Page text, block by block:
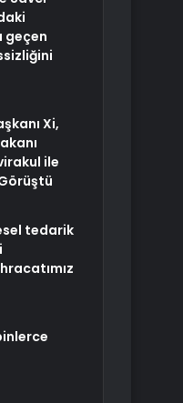
geçen
Xi,
ile
tedarik